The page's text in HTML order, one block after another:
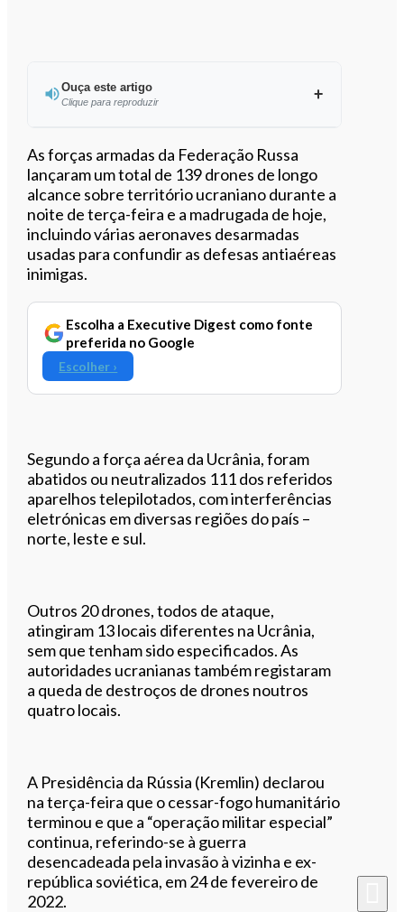
Ouça este artigo
Clique para reproduzir
Ouvir este artigo
As forças armadas da Federação Russa
lançaram um total de 139 drones de longo
alcance sobre território ucraniano durante a
noite de terça-feira e a madrugada de hoje,
incluindo várias aeronaves desarmadas
usadas para confundir as defesas antiaéreas
inimigas.
Escolha a Executive Digest como fonte
preferida no Google
Escolher ›
Segundo a força aérea da Ucrânia, foram
abatidos ou neutralizados 111 dos referidos
aparelhos telepilotados, com interferências
eletrónicas em diversas regiões do país –
norte, leste e sul.
Outros 20 drones, todos de ataque,
atingiram 13 locais diferentes na Ucrânia,
sem que tenham sido especificados. As
autoridades ucranianas também registaram
a queda de destroços de drones noutros
quatro locais.
A Presidência da Rússia (Kremlin) declarou
na terça-feira que o cessar-fogo humanitário
terminou e que a “operação militar especial”
continua, referindo-se à guerra
desencadeada pela invasão à vizinha e ex-
república soviética, em 24 de fevereiro de
2022.